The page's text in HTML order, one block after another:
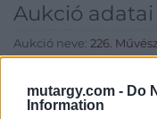
mutargy.com - Do
Information
Aukció adatai
Aukció neve: 226.
Aukció ideje: 17:00